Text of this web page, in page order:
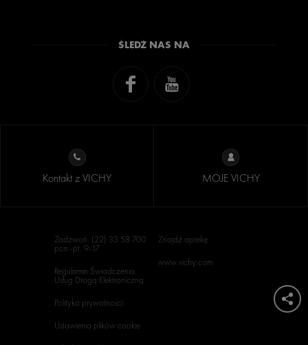
ŚLEDŹ NAS NA
Kontakt z VICHY MOJE VICHY
Zadzwoń: (22) 33 58 700
pon.-pt. 9-17
Regulamin Świadczenia
Usług Drogą Elektroniczną
Polityka prywatności
Ustawienia plików cookie
Znajdź aptekę
www.vichy.com